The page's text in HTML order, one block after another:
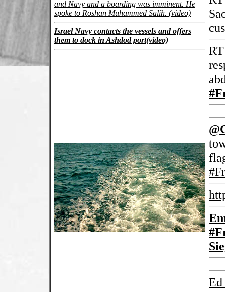
and Navy and a boarding was imminent. He
spoke to Roshan Muhammed Salih. (video)
Israel Navy contacts the vessels and offers
them to dock in Ashdod port(video)
Ed